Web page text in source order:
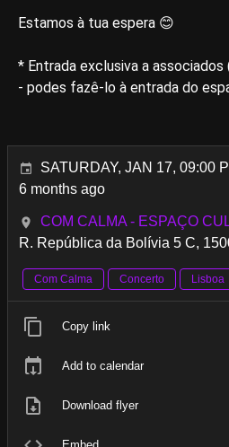
Estamos à tua espera 😊
* Entrada exclusiva a
- podes fazê-lo à entrada do
SATURDAY, JAN 17, 09:00
6 months ago
COM CALMA - ESPAÇO
R. República da Bolívia 5 C,
Com Calma Concerto Lisboa
Copy link
Add to calendar
Download flyer